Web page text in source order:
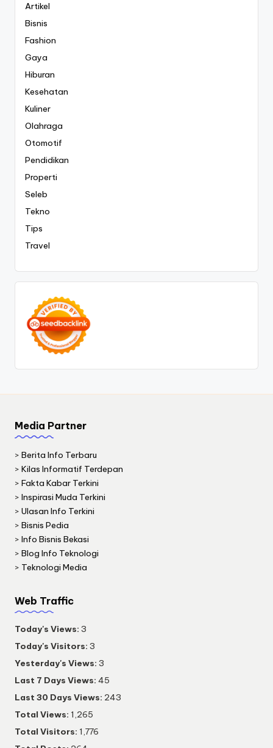
Artikel
Bisnis
Fashion
Gaya
Hiburan
Kesehatan
Kuliner
Olahraga
Otomotif
Pendidikan
Properti
Seleb
Tekno
Tips
Travel
Media Partner
> Berita Info Terbaru
> Kilas Informatif Terdepan
> Fakta Kabar Terkini
> Inspirasi Muda Terkini
> Ulasan Info Terkini
> Bisnis Pedia
> Info Bisnis Bekasi
> Blog Info Teknologi
> Teknologi Media
Web Traffic
Today's Views: 3
Today's Visitors: 3
Yesterday's Views: 3
Last 7 Days Views: 45
Last 30 Days Views: 243
Total Views: 1,265
Total Visitors: 1,776